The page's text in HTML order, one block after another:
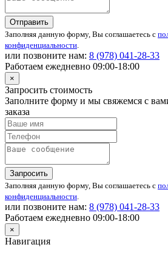
Отправить
Заполняя данную форму, Вы соглашаетесь с
конфиденциальности.
или позвоните нам: 8 (978) 041-28-33
Работаем ежедневно 09:00-18:00
×
Запросить стоимость
Заполните форму и мы свяжемся с
заказа
Запросить
Заполняя данную форму, Вы соглашаетесь с
конфиденциальности.
или позвоните нам: 8 (978) 041-28-33
Работаем ежедневно 09:00-18:00
×
Навигация